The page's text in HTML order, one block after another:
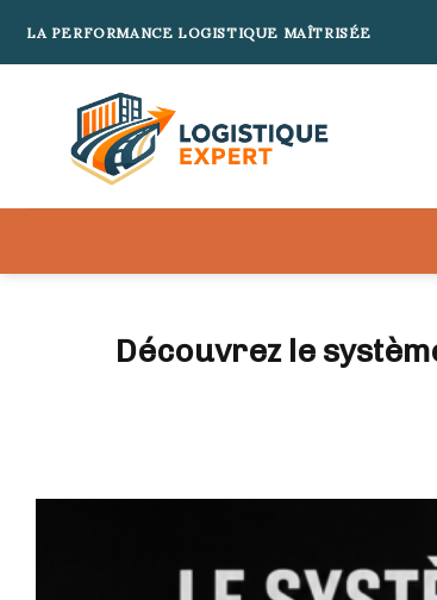
LA PERFORMANCE LOGISTIQUE MAÎTRISÉE
Découvrez le